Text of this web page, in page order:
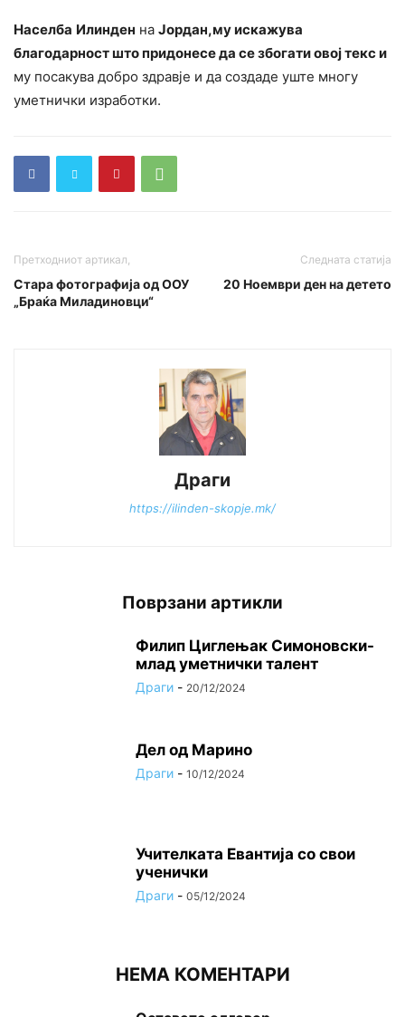
Населба Илинден на Јордан,му искажува
благодарност што придонесе да се збогати овој текс и
му посакува добро здравје и да создаде уште многу
уметнички изработки.
Претходниот артикал,
Стара фотографија од ООУ
„Браќа Миладиновци“
Следната статија
20 Ноември ден на детето
Драги
https://ilinden-skopje.mk/
Поврзани артикли
Филип Циглењак Симоновски-
млад уметнички талент
Драги - 20/12/2024
Дел од Марино
Драги - 10/12/2024
Учителката Евантија со свои
ученички
Драги - 05/12/2024
НЕМА КОМЕНТАРИ